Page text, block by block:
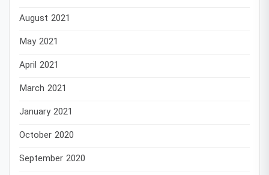
August 2021
May 2021
April 2021
March 2021
January 2021
October 2020
September 2020